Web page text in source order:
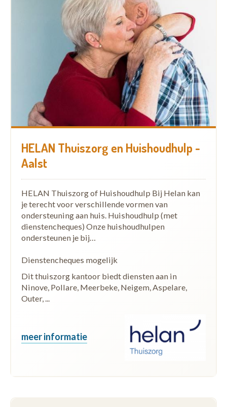
HELAN Thuiszorg en Huishoudhulp -
Aalst
HELAN Thuiszorg of Huishoudhulp Bij Helan kan
je terecht voor verschillende vormen van
ondersteuning aan huis. Huishoudhulp (met
dienstencheques) Onze huishoudhulpen
ondersteunen je bij…
Dienstencheques mogelijk
Dit thuiszorg kantoor biedt diensten aan in
Ninove, Pollare, Meerbeke, Neigem, Aspelare,
Outer, ...
meer informatie